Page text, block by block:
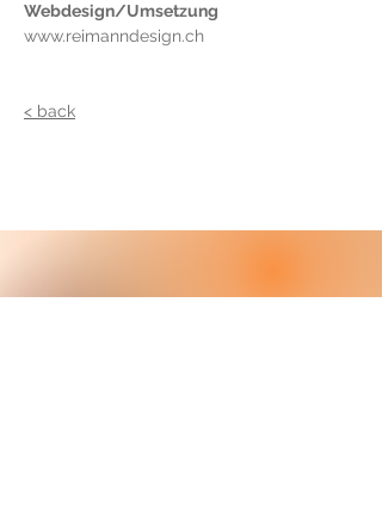
Webdesign/Umsetzung
www.reimanndesign.ch
< back